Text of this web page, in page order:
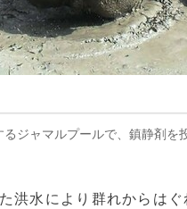
ジャマルプールで、鎮静剤を
洪水により群れからは